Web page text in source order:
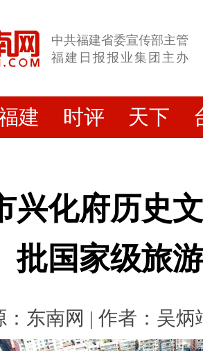
中共福建省委宣传部主管
福建日报报业集团主办
建 时评 天下
兴化府历史
批国家级旅
：东南网 | 作者：吴炳